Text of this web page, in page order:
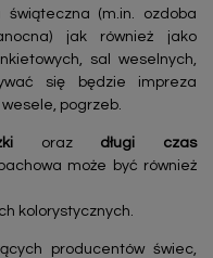
(m.in. ozdoba
jak również jako
sal weselnych,
się będzie impreza
pogrzeb.
orazdługi czas
może być również
kolorystycznych.
producentów świec,